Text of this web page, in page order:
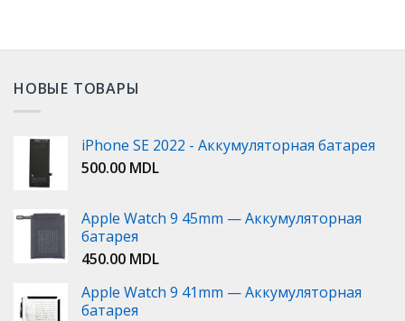
НОВЫЕ ТОВАРЫ
iPhone SE 2022 - Аккумуляторная батарея
500.00 MDL
Apple Watch 9 45mm — Аккумуляторная
батарея
450.00 MDL
Apple Watch 9 41mm — Аккумуляторная
батарея